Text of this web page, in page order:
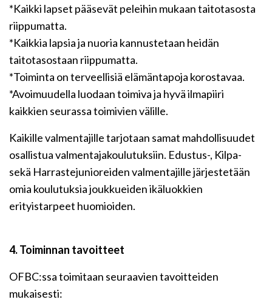
*Kaikki lapset pääsevät peleihin mukaan taitotasosta
riippumatta.
*Kaikkia lapsia ja nuoria kannustetaan heidän
taitotasostaan riippumatta.
*Toiminta on terveellisiä elämäntapoja korostavaa.
*Avoimuudella luodaan toimiva ja hyvä ilmapiiri
kaikkien seurassa toimivien välille.
Kaikille valmentajille tarjotaan samat mahdollisuudet
osallistua valmentajakoulutuksiin. Edustus-, Kilpa-
sekä Harrastejunioreiden valmentajille järjestetään
omia koulutuksia joukkueiden ikäluokkien
erityistarpeet huomioiden.
4. Toiminnan tavoitteet
OFBC:ssa toimitaan seuraavien tavoitteiden
mukaisesti: